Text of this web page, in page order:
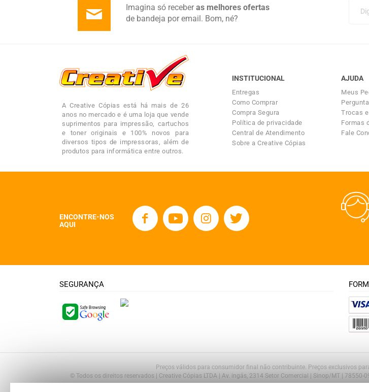
Imagina só receberas melhores ofertas
de bandeja por email. Bom, né?
A Creative Cópias está há mais de 26
anos no mercado e é uma loja que vende
suprimentos para impressão, cartuchos
e toner originais e 100% novos para
diversos tipos de impressoras, além de
produtos para informática entre outros.
INSTITUCIONAL
Entregas
Como Comprar
Compra Segura
Política de privacidade
Central de Atendimento
Sobre a Creative Cópias
AJUDA
Meus
Trocas
Formas
Fale
ENCONTRE-NOS
AQUI
SEGURANÇA
Preços válidos para consumidor final não contribuinte. Preços exclusivos
© Todos os direitos reservados | Creative Cópias LTDA | Av. ingás, 2314 Setor Comercial | Sinop/MT |